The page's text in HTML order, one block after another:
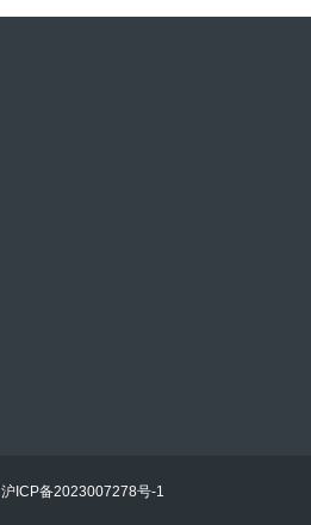
沪ICP备2023007278号-1